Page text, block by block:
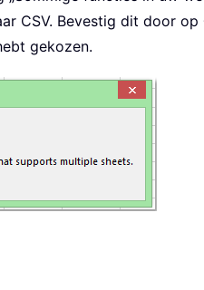
CSV. Bevestig dit door op
gekozen.